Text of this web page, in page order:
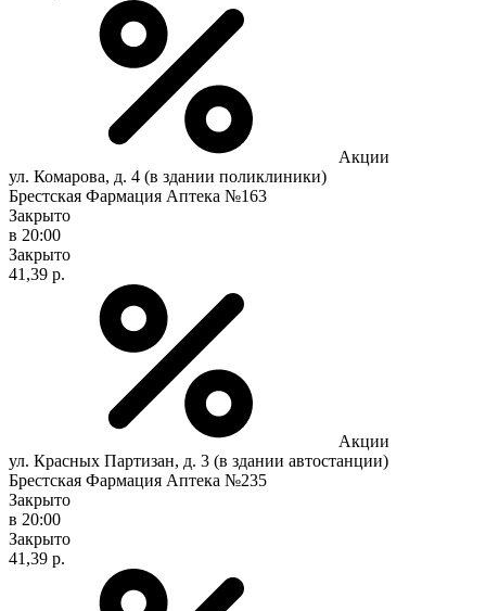
Акции
ул. Комарова, д. 4 (в здании поликлиники)
Брестская Фармация Аптека №163
Закрыто
в 20:00
Закрыто
41,39 р.
Акции
ул. Красных Партизан, д. 3 (в здании автостанции)
Брестская Фармация Аптека №235
Закрыто
в 20:00
Закрыто
41,39 р.